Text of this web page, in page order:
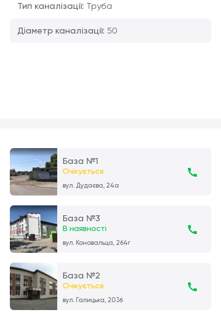
Тип каналізації: Труба
Діаметр каналізації: 50
База №1
Очікується
вул. Дудаєва, 24а
База №3
В наявності
вул. Коновальца, 264г
База №2
Очікується
вул. Галицька, 203б